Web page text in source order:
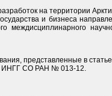
на территории
и бизнеса
междисциплинарного
представленные в
ИНГГ СО РАН № 013-12.